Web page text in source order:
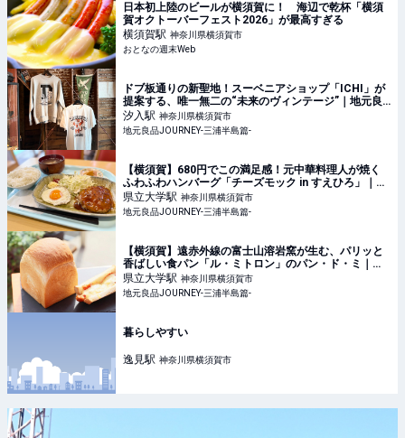
日本初上陸のビールが横須賀に！ 海辺で乾杯「横須
賀オクトーバーフェスト2026」が最高すぎる
横須賀駅 神奈川県横須賀市
おとなの週末Web
ドブ板通りの新聖地！スーベニアショップ「ICHI」が
提案する、唯一無二の“未来のヴィンテージ”｜地元良
品JOURNEY-三浦半島篇-
汐入駅 神奈川県横須賀市
地元良品JOURNEY-三浦半島篇-
【横須賀】680円でこの満足感！元中華料理人が焼く
ふわふわハンバーグ「チーズモック in すえひろ」｜地
元良品JOURNEY-三浦半島篇-
県立大学駅 神奈川県横須賀市
地元良品JOURNEY-三浦半島篇-
【横須賀】遠赤外線の富士山溶岩窯が生む、パリッと
香ばしい食パン「ル・ミトロン」のパン・ド・ミ｜地
元良品JOURNEY-三浦半島篇-
県立大学駅 神奈川県横須賀市
地元良品JOURNEY-三浦半島篇-
暮らしやすい
逸見駅 神奈川県横須賀市